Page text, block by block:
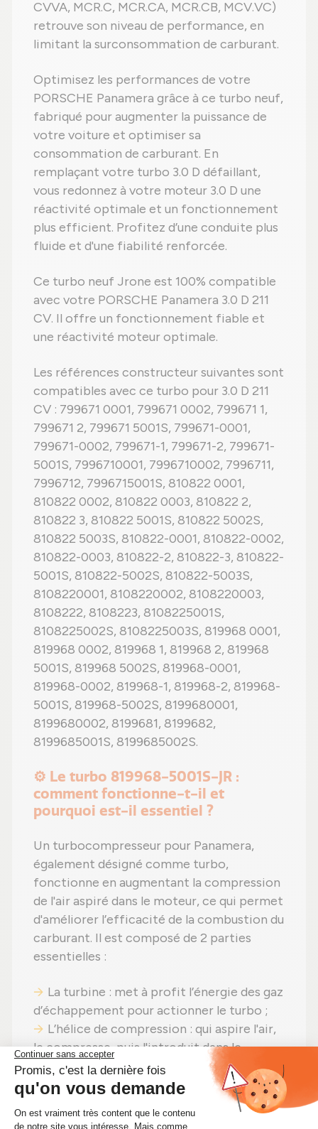
CVVA, MCR.C, MCR.CA, MCR.CB, MCV.VC)
retrouve son niveau de performance, en
limitant la surconsommation de carburant.
Optimisez les performances de votre
PORSCHE Panamera grâce à ce turbo neuf,
fabriqué pour augmenter la puissance de
votre voiture et optimiser sa
consommation de carburant. En
remplaçant votre turbo 3.0 D défaillant,
vous redonnez à votre moteur 3.0 D une
réactivité optimale et un fonctionnement
plus efficient. Profitez d’une conduite plus
fluide et d'une fiabilité renforcée.
Ce turbo neuf Jrone est 100% compatible
avec votre PORSCHE Panamera 3.0 D 211
CV. Il offre un fonctionnement fiable et
une réactivité moteur optimale.
Les références constructeur suivantes sont
compatibles avec ce turbo pour 3.0 D 211
CV : 799671 0001, 799671 0002, 799671 1,
799671 2, 799671 5001S, 799671-0001,
799671-0002, 799671-1, 799671-2, 799671-
5001S, 7996710001, 7996710002, 7996711,
7996712, 7996715001S, 810822 0001,
810822 0002, 810822 0003, 810822 2,
810822 3, 810822 5001S, 810822 5002S,
810822 5003S, 810822-0001, 810822-0002,
810822-0003, 810822-2, 810822-3, 810822-
5001S, 810822-5002S, 810822-5003S,
8108220001, 8108220002, 8108220003,
8108222, 8108223, 8108225001S,
8108225002S, 8108225003S, 819968 0001,
819968 0002, 819968 1, 819968 2, 819968
5001S, 819968 5002S, 819968-0001,
819968-0002, 819968-1, 819968-2, 819968-
5001S, 819968-5002S, 8199680001,
8199680002, 8199681, 8199682,
8199685001S, 8199685002S.
⚙️ Le turbo 819968-5001S-JR :
comment fonctionne-t-il et
pourquoi est-il essentiel ?
Un turbocompresseur pour Panamera,
également désigné comme turbo,
fonctionne en augmentant la compression
de l'air aspiré dans le moteur, ce qui permet
d'améliorer l’efficacité de la combustion du
carburant. Il est composé de 2 parties
essentielles :
La turbine : met à profit l’énergie des gaz
d’échappement pour actionner le turbo ;
L’hélice de compression : qui aspire l'air,
le compresse, puis l'introduit dans le
moteur Diesel.
Grâce à ce processus, le turbocompresseur
de votre PORSCHE Panamera (970)